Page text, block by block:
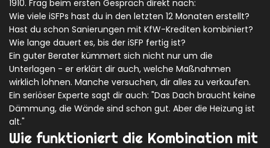
1910. Frag beim ersten Gespräch direkt nach:
Wie viele iSFPs hast du in den letzten 12 Monaten erstellt?
Hast du schon Sanierungen mit KfW-Krediten kombiniert?
Wie lange dauert es, bis der iSFP fertig ist?
Ein guter Berater kümmert sich nicht nur um die
Unterlagen - er erklärt dir auch, welche Maßnahmen
wirklich lohnen. Manche versuchen, dir alles zu verkaufen.
Ein seriöser Experte sagt dir auch: "Das Dach braucht keine
Dämmung, die Wände sind schon gut. Aber die Heizung ist
alt."
Wie funktioniert die Kombination mit